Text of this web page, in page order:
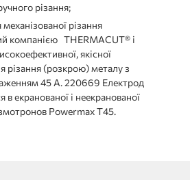
різання;
механізованої різання
компанією THERMACUT® і
якісної
різання (розкрою) металу з
45 А. 220669 Електрод
в екранованої і неекранованої
Powermax T45.